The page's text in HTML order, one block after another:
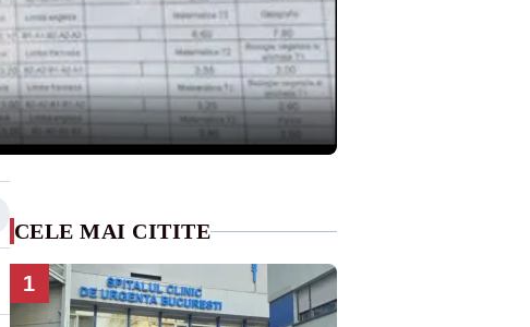
CELE MAI CITITE
1